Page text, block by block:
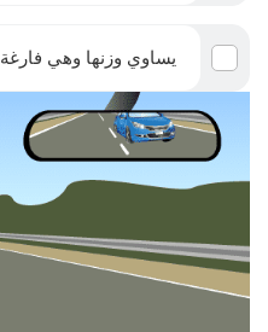
يساوي وزنها وهي فارغة 6 أطنان